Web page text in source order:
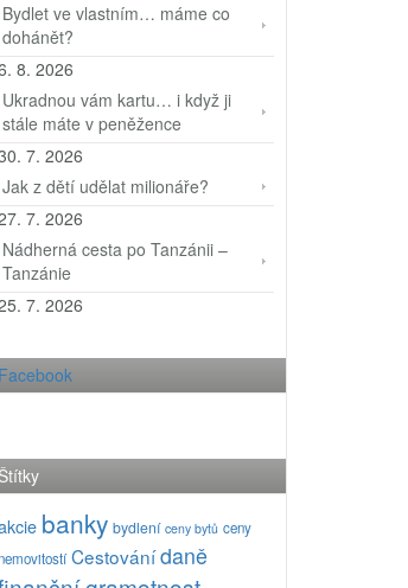
Bydlet ve vlastním… máme co
dohánět?
8. 2026
Ukradnou vám kartu… i když ji
stále máte v peněžence
7. 2026
Jak z dětí udělat milionáře?
7. 2026
Nádherná cesta po Tanzánii –
Tanzánie
7. 2026
Facebook
Štítky
banky bydlení ceny bytů ceny
Cestování daně